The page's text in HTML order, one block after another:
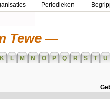
Periodieken
Tewe
K L M N O P Q R S T
U